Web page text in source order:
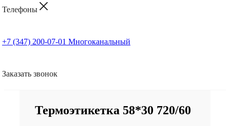
Телефоны
+7 (347) 200-07-01 Многоканальный
Заказать звонок
Термоэтикетка 58*30 720/60